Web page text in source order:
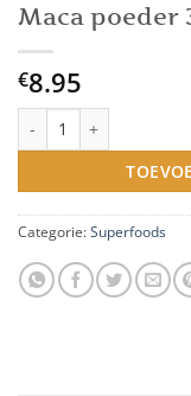
Maca poeder
€8.95
Maca poeder 300g aantal
Categorie: Superfoods